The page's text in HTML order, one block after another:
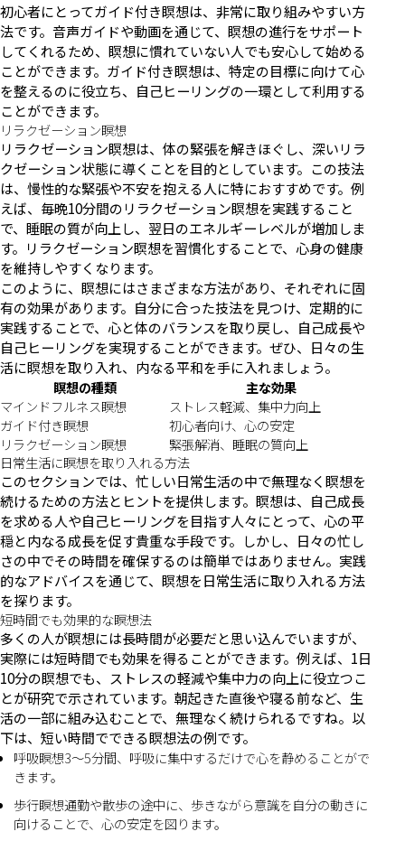
初心者にとってガイド付き瞑想は、非常に取り組みやすい方
法です。音声ガイドや動画を通じて、瞑想の進行をサポート
してくれるため、瞑想に慣れていない人でも安心して始める
ことができます。ガイド付き瞑想は、特定の目標に向けて心
を整えるのに役立ち、自己ヒーリングの一環として利用する
ことができます。
リラクゼーション瞑想
リラクゼーション瞑想は、体の緊張を解きほぐし、深いリラ
クゼーション状態に導くことを目的としています。この技法
は、慢性的な緊張や不安を抱える人に特におすすめです。例
えば、毎晩10分間のリラクゼーション瞑想を実践すること
で、睡眠の質が向上し、翌日のエネルギーレベルが増加しま
す。リラクゼーション瞑想を習慣化することで、心身の健康
を維持しやすくなります。
このように、瞑想にはさまざまな方法があり、それぞれに固
有の効果があります。自分に合った技法を見つけ、定期的に
実践することで、心と体のバランスを取り戻し、自己成長や
自己ヒーリングを実現することができます。ぜひ、日々の生
活に瞑想を取り入れ、内なる平和を手に入れましょう。
瞑想の種類
主な効果
マインドフルネス瞑想
ストレス軽減、集中力向上
ガイド付き瞑想
初心者向け、心の安定
リラクゼーション瞑想
緊張解消、睡眠の質向上
日常生活に瞑想を取り入れる方法
このセクションでは、忙しい日常生活の中で無理なく瞑想を
続けるための方法とヒントを提供します。瞑想は、自己成長
を求める人や自己ヒーリングを目指す人々にとって、心の平
穏と内なる成長を促す貴重な手段です。しかし、日々の忙し
さの中でその時間を確保するのは簡単ではありません。実践
的なアドバイスを通じて、瞑想を日常生活に取り入れる方法
を探ります。
短時間でも効果的な瞑想法
多くの人が瞑想には長時間が必要だと思い込んでいますが、
実際には短時間でも効果を得ることができます。例えば、1日
10分の瞑想でも、ストレスの軽減や集中力の向上に役立つこ
とが研究で示されています。朝起きた直後や寝る前など、生
活の一部に組み込むことで、無理なく続けられるですね。以
下は、短い時間でできる瞑想法の例です。
呼吸瞑想3〜5分間、呼吸に集中するだけで心を静めることがで
きます。
歩行瞑想通勤や散歩の途中に、歩きながら意識を自分の動きに
向けることで、心の安定を図ります。